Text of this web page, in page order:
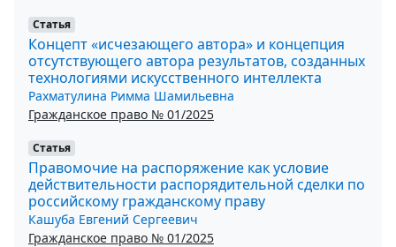
Статья
Концепт «исчезающего автора» и концепция
отсутствующего автора результатов, созданных
технологиями искусственного интеллекта
Рахматулина Римма Шамильевна
Гражданское право № 01/2025
Статья
Правомочие на распоряжение как условие
действительности распорядительной сделки по
российскому гражданскому праву
Кашуба Евгений Сергеевич
Гражданское право № 01/2025